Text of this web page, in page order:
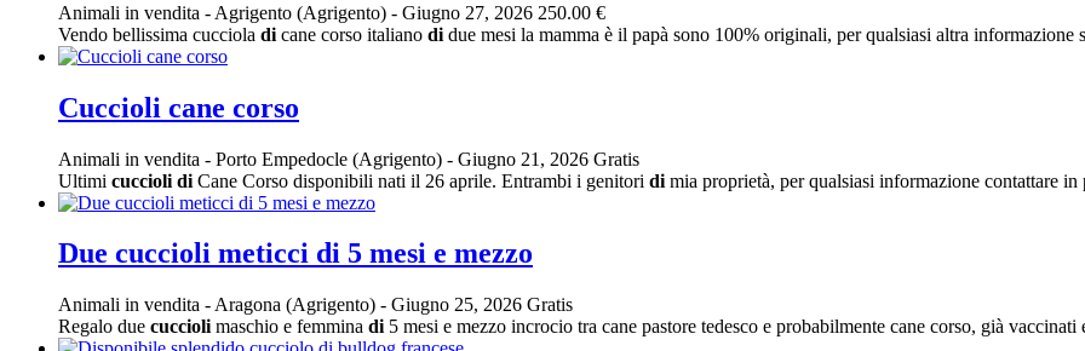
Animali in vendita - Agrigento (Agrigento) - Giugno 27, 2026 250.00 €
Vendo bellissima cucciola di cane corso italiano di due mesi la mamma è il papà sono 100% originali, per qualsiasi altra informazione
Cuccioli cane corso
Animali in vendita - Porto Empedocle (Agrigento) - Giugno 21, 2026 Gratis
Ultimi cuccioli di Cane Corso disponibili nati il 26 aprile. Entrambi i genitori di mia proprietà, per qualsiasi informazione contattare in
Due cuccioli meticci di 5 mesi e mezzo
Animali in vendita - Aragona (Agrigento) - Giugno 25, 2026 Gratis
Regalo due cuccioli maschio e femmina di 5 mesi e mezzo incrocio tra cane pastore tedesco e probabilmente cane corso, già vaccinati